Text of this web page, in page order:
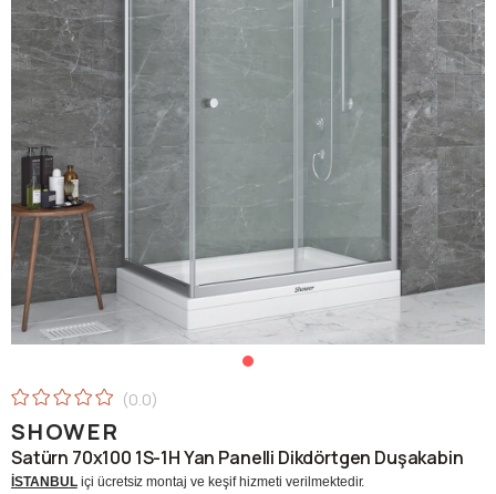
0.0
SHOWER
Satürn 70x100 1S-1H Yan Panelli Dikdörtgen Duşakabin
İSTANBULiçi ücretsiz montaj ve keşif hizmeti verilmektedir.